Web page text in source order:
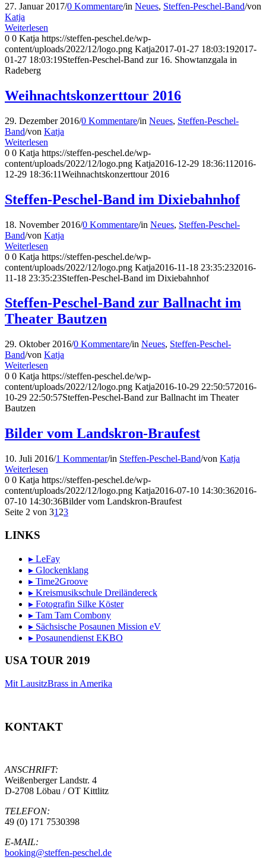
27. Januar 2017/0 Kommentare/in Neues, Steffen-Peschel-Band/von
Katja
Weiterlesen
0 0 Katja https://steffen-peschel.de/wp-
content/uploads/2022/12/logo.png Katja2017-01-27 18:03:192017-
01-27 18:03:19Steffen-Peschel-Band zur 16. Showtanzgala in
Radeberg
Weihnachtskonzerttour 2016
29. Dezember 2016/0 Kommentare/in Neues, Steffen-Peschel-
Band/von Katja
Weiterlesen
0 0 Katja https://steffen-peschel.de/wp-
content/uploads/2022/12/logo.png Katja2016-12-29 18:36:11 2016-
12-29 18:36:11Weihnachtskonzerttour 2016
Steffen-Peschel-Band im Dixiebahnhof
18. November 2016/0 Kommentare/in Neues, Steffen-Peschel-
Band/von Katja
Weiterlesen
0 0 Katja https://steffen-peschel.de/wp-
content/uploads/2022/12/logo.png Katja2016-11-18 23:35:232016-
11-18 23:35:23Steffen-Peschel-Band im Dixiebahnhof
Steffen-Peschel-Band zur Ballnacht im
Theater Bautzen
29. Oktober 2016/0 Kommentare/in Neues, Steffen-Peschel-
Band/von Katja
Weiterlesen
0 0 Katja https://steffen-peschel.de/wp-
content/uploads/2022/12/logo.png Katja2016-10-29 22:50:572016-
10-29 22:50:57Steffen-Peschel-Band zur Ballnacht im Theater
Bautzen
Bilder vom Landskron-Braufest
10. Juli 2016/1 Kommentar/in Steffen-Peschel-Band/von Katja
Weiterlesen
0 0 Katja https://steffen-peschel.de/wp-
content/uploads/2022/12/logo.png Katja2016-07-10 14:30:362016-
07-10 14:30:36Bilder vom Landskron-Braufest
Seite 2 von 31 23
LINKS
▸ LeFay
▸ Glockenklang
▸ Time2Groove
▸ Kreismusikschule Dreiländereck
▸ Fotografin Silke Köster
▸ Tam Tam Combony
▸ Sächsische Posaunen Mission eV
▸ Posaunendienst EKBO
USA TOUR 2019
Mit LausitzBrass in Amerika
KONTAKT
ANSCHRIFT:
Weißenberger Landstr. 4
D-2708 Löbau / OT Kittlitz
TELEFON:
49 (0) 171 7530398
E-MAIL:
booking@steffen-peschel.de